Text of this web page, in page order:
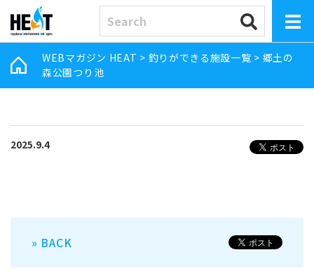
WEBマガジン HEAT > 釣りができる施設一覧 > 郷土の
森公園つり池
2025.9.4
» BACK